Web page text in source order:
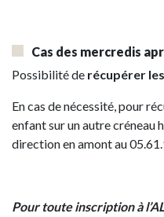
Cas des mercredis
Possibilité de récupérer
En cas de nécessité, pour
enfant sur un autre créneau
direction en amont au
Pour toute inscription à